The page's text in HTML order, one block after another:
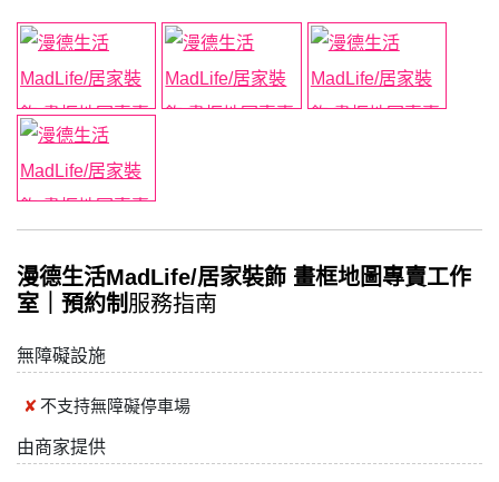
漫德生活MadLife/居家裝飾 畫框地圖專賣工作
室｜預約制 服務指南
無障礙設施
不支持無障礙停車場
由商家提供